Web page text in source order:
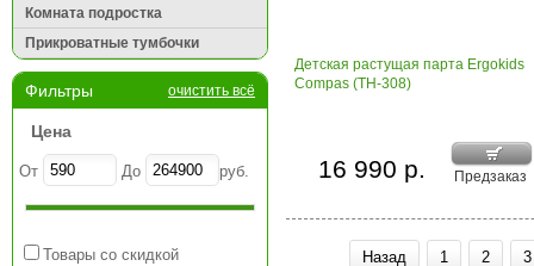
Комната подростка
Прикроватные тумбочки
Фильтры очистить всё
Цена
От До руб.
Товары со скидкой
Детская растущая парта Ergokids
Compas (TH-308)
Предзаказ
16 990 р.
Назад 1 2 3